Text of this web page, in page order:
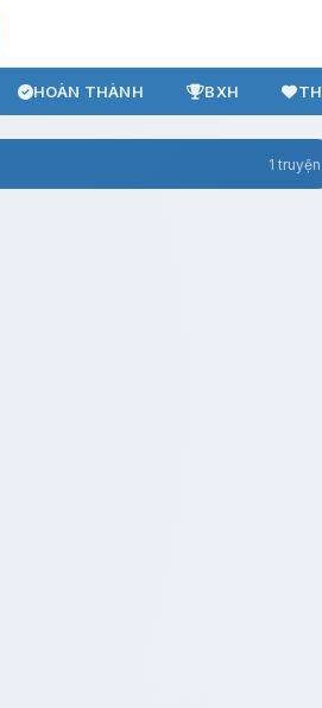
HOÀN THÀNH BXH
1 truyện